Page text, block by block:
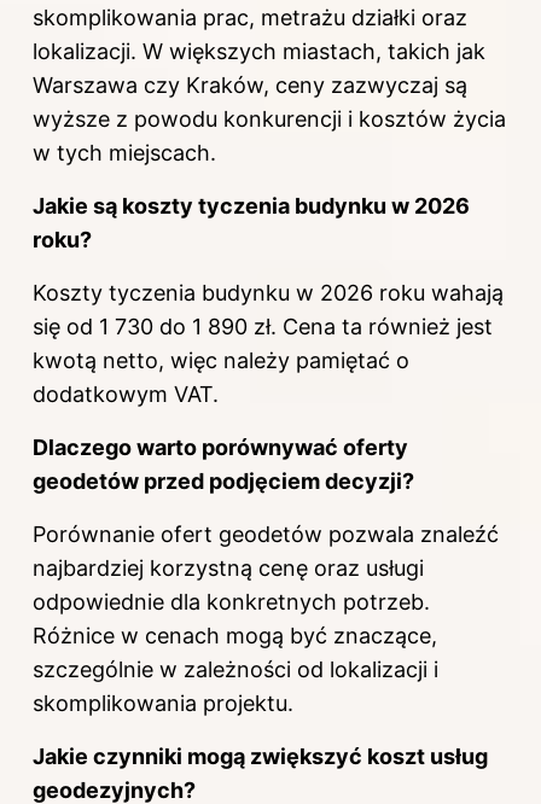
skomplikowania prac, metrażu działki oraz
lokalizacji. W większych miastach, takich jak
Warszawa czy Kraków, ceny zazwyczaj są
wyższe z powodu konkurencji i kosztów życia
w tych miejscach.
Jakie są koszty tyczenia budynku w 2026
roku?
Koszty tyczenia budynku w 2026 roku wahają
się od 1 730 do 1 890 zł. Cena ta również jest
kwotą netto, więc należy pamiętać o
dodatkowym VAT.
Dlaczego warto porównywać oferty
geodetów przed podjęciem decyzji?
Porównanie ofert geodetów pozwala znaleźć
najbardziej korzystną cenę oraz usługi
odpowiednie dla konkretnych potrzeb.
Różnice w cenach mogą być znaczące,
szczególnie w zależności od lokalizacji i
skomplikowania projektu.
Jakie czynniki mogą zwiększyć koszt usług
geodezyjnych?